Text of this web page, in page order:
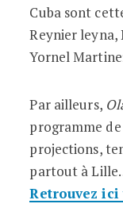
Cuba sont
Reynier leyna,
Yornel
Par ailleurs,
programme
projections,
partout à
Retrouvez